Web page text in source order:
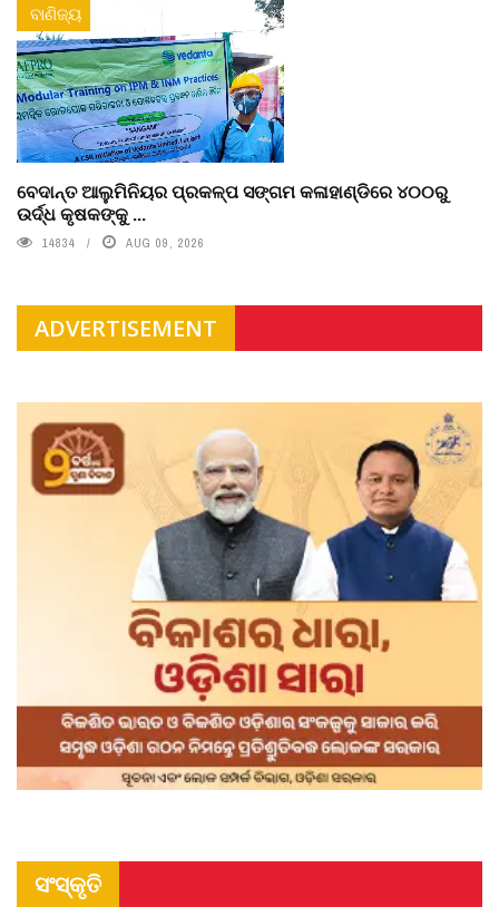
ବାଣିଜ୍ୟ
ବେଦାନ୍ତ ଆଲୁମିନିୟର ପ୍ରକଳ୍ପ ସଙ୍ଗମ କଳାହାଣ୍ଡିରେ ୪୦୦ରୁ
ଉର୍ଦ୍ଧ କୃଷକଙ୍କୁ ...
14834 AUG 09, 2026
ADVERTISEMENT
ସଂସ୍କୃତି